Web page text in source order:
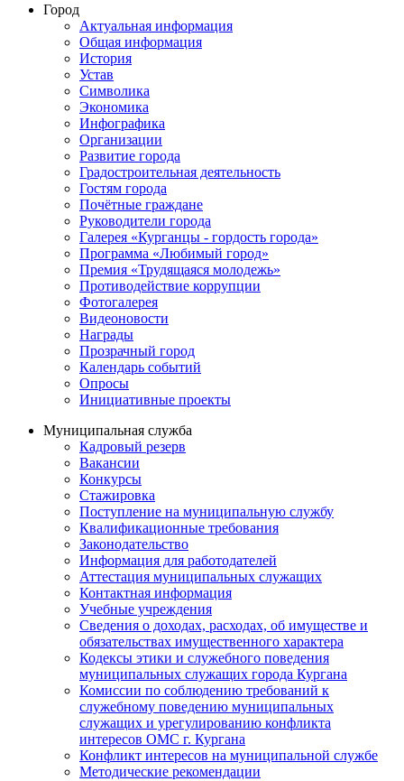
Город
Актуальная информация
Общая информация
История
Устав
Символика
Экономика
Инфографика
Организации
Развитие города
Градостроительная деятельность
Гостям города
Почётные граждане
Руководители города
Галерея «Курганцы - гордость города»
Программа «Любимый город»
Премия «Трудящаяся молодежь»
Противодействие коррупции
Фотогалерея
Видеоновости
Награды
Прозрачный город
Календарь событий
Опросы
Инициативные проекты
Муниципальная служба
Кадровый резерв
Вакансии
Конкурсы
Стажировка
Поступление на муниципальную службу
Квалификационные требования
Законодательство
Информация для работодателей
Аттестация муниципальных служащих
Контактная информация
Учебные учреждения
Сведения о доходах, расходах, об имуществе и
обязательствах имущественного характера
Кодексы этики и служебного поведения
муниципальных служащих города Кургана
Комиссии по соблюдению требований к
служебному поведению муниципальных
служащих и урегулированию конфликта
интересов ОМС г. Кургана
Конфликт интересов на муниципальной службе
Методические рекомендации